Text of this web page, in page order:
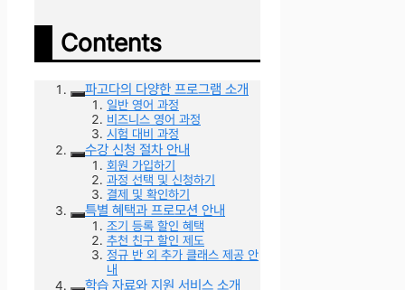
Contents
파고다의 다양한 프로그램 소개
일반 영어 과정
비즈니스 영어 과정
시험 대비 과정
수강 신청 절차 안내
회원 가입하기
과정 선택 및 신청하기
결제 및 확인하기
특별 혜택과 프로모션 안내
조기 등록 할인 혜택
추천 친구 할인 제도
정규 반 외 추가 클래스 제공 안
내
학습 자료와 지원 서비스 소개